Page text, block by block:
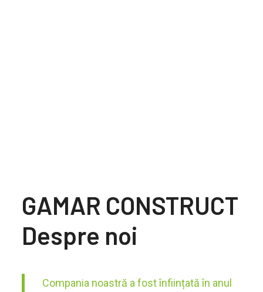
GAMAR CONSTRUCT
Despre noi
Compania noastră a fost înființată în anul